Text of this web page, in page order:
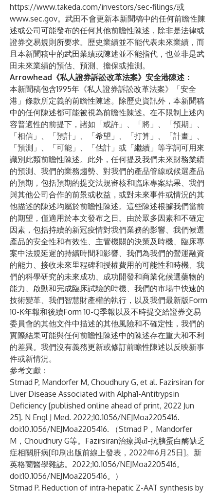
https://www.takeda.com/investors/sec-filings/或
www.sec.gov。武田不會更新本新聞稿中的任何前瞻性陳
述或公司可能發布的任何其他前瞻性陳述，除非是法律或
證券交易規則所要求。歷史業績並不能代表未來業績，而
且本新聞稿中的武田業績或陳述並不能指代，也並非是武
田未來業績的預估、預測、擔保或推測。
Arrowhead《私人證券訴訟改革法案》安全港陳述：
本新聞稿包含1995年《私人證券訴訟改革法案》「安全
港」條款所定義的前瞻性陳述。除歷史資訊外，本新聞稿
中的任何陳述都可能被視為前瞻性陳述。在不限制上述內
容普適性的前提下，諸如「或許」、「將」、「預期」、
「相信」、「預計」、「希望」、「打算」、「計畫」、
「預測」、「可能」、「估計」或「繼續」等字詞可用來
識別此類前瞻性陳述。此外，任何提及我們未來財務業績
的預測、我們的業務趨勢、對我們的產品管線或候選產品
的預期，包括預期的提交法規審核和臨床專案結果、我們
與其他公司合作的前景或收益，或對未來事件或情況的其
他描述的陳述均屬於前瞻性陳述。這些陳述根據我們當前
的期望，僅適用於本文發布之日。由於眾多因素和不確定
因素，包括持續的新冠疫情對我們業務的影響、我們候選
產品的安全性和有效性、主管機關的決策及時機、臨床專
案中法規延遲的持續時間和影響、我們為我們的營運融資
的能力、接收未來里程碑和授權費用的可能性和時機、我
們的科學研究的未來成功、成功開發和商業化候選藥物的
能力、啟動和完成臨床試驗的時機、我們的市場中快速的
技術變革、我們智慧財產權的執行，以及我們最新版Form
10-K年報和後續Form 10-Q季報以及不時提交給證券交易
委員會的其他文件中描述的其他風險和不確定性，我們的
實際結果可能與任何前瞻性陳述中的陳述存在重大和不利
的差異。我們沒有義務更新或修訂前瞻性陳述以反映新事
件或新情況。
參考文獻：
Strnad P, Mandorfer M, Choudhury G, et al. Fazirsiran for
Liver Disease Associated with Alpha1-Antitrypsin
Deficiency [published online ahead of print, 2022 Jun
25]. N Engl J Med. 2022;10.1056/NEJMoa2205416.
doi:10.1056/NEJMoa2205416. （Strnad P，Mandorfer
M，Choudhury G等。Fazirsiran治療與α1-抗胰蛋白酶缺乏
症相關肝病[印刷出版前線上發表，2022年6月25日]。新
英格蘭醫學雜誌。2022;10.1056/NEJMoa2205416。
doi:10.1056/NEJMoa2205416。）
Strnad P. Reduction of intra-hepatic Z-AAT synthesis by